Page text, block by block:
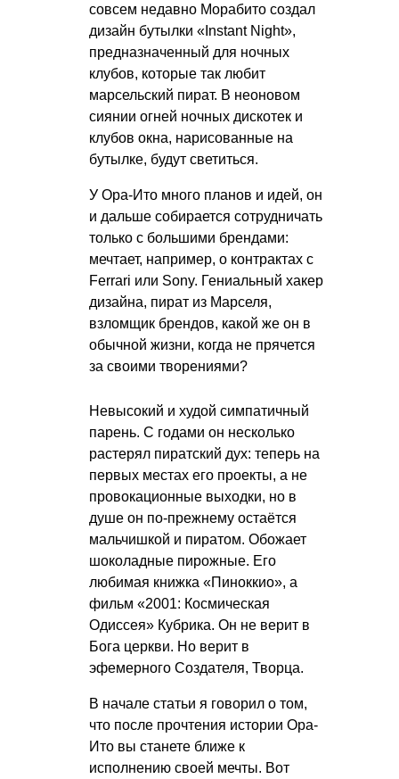
совсем недавно Морабито создал
дизайн бутылки «Instant Night»,
предназначенный для ночных
клубов, которые так любит
марсельский пират. В неоновом
сиянии огней ночных дискотек и
клубов окна, нарисованные на
бутылке, будут светиться.
У Ора-Ито много планов и идей, он
и дальше собирается сотрудничать
только с большими брендами:
мечтает, например, о контрактах с
Ferrari или Sony. Гениальный хакер
дизайна, пират из Марселя,
взломщик брендов, какой же он в
обычной жизни, когда не прячется
за своими творениями?
Невысокий и худой симпатичный
парень. С годами он несколько
растерял пиратский дух: теперь на
первых местах его проекты, а не
провокационные выходки, но в
душе он по-прежнему остаётся
мальчишкой и пиратом. Обожает
шоколадные пирожные. Его
любимая книжка «Пиноккио», а
фильм «2001: Космическая
Одиссея» Кубрика. Он не верит в
Бога церкви. Но верит в
эфемерного Создателя, Творца.
В начале статьи я говорил о том,
что после прочтения истории Ора-
Ито вы станете ближе к
исполнению своей мечты. Вот